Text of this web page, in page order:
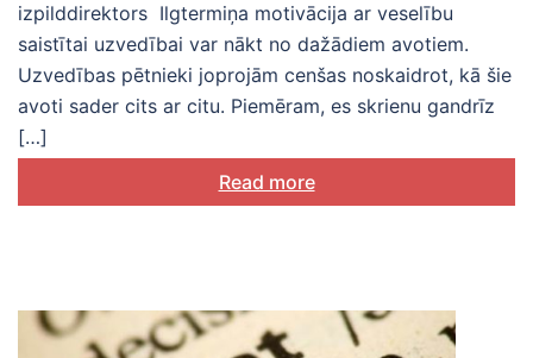
izpilddirektors Ilgtermiņa motivācija ar veselību
saistītai uzvedībai var nākt no dažādiem avotiem.
Uzvedības pētnieki joprojām cenšas noskaidrot, kā šie
avoti sader cits ar citu. Piemēram, es skrienu gandrīz
[…]
Read more